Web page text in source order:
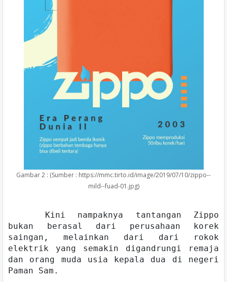
Gambar 2 : (Sumber : https://mmc.tirto.id/image/2019/07/10/zippo--
mild--fuad-01.jpg)
Kini nampaknya tantangan Zippo
bukan berasal dari perusahaan korek
saingan, melainkan dari dari rokok
elektrik yang semakin digandrungi remaja
dan orang muda usia kepala dua di negeri
Paman Sam.